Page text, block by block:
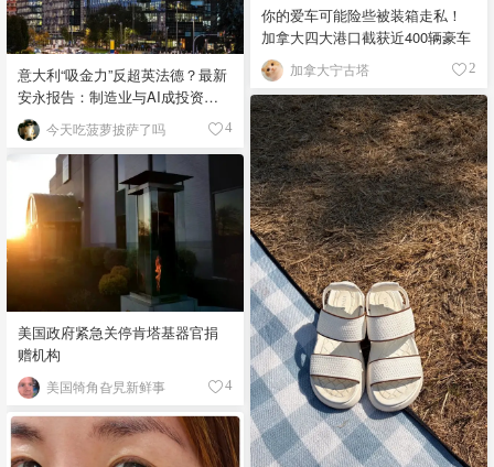
你的爱车可能险些被装箱走私！
加拿大四大港口截获近400辆豪车
加拿大宁古塔 2
意大利“吸金力”反超英法德？最新
安永报告：制造业与AI成投资新
宠！ 今天吃菠萝披萨了吗 4
美国政府紧急关停肯塔基器官捐
赠机构
美国犄角旮旯新鲜事 4